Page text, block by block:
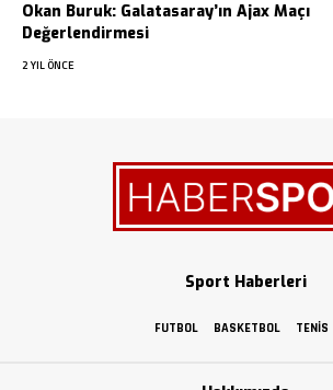
Okan Buruk: Galatasaray’ın Ajax Maçı
Değerlendirmesi
2 YIL ÖNCE
Sport Haberleri
FUTBOL BASKETBOL TENIS